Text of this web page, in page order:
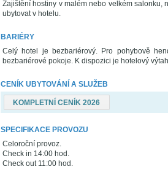
Zajištění hostiny v malém nebo velkém salonku,
ubytovat v hotelu.
BARIÉRY
Celý hotel je bezbariérový. Pro pohybově
bezbariérové pokoje. K dispozici je hotelový
CENÍK UBYTOVÁNÍ A SLUŽEB
KOMPLETNÍ CENÍK 2026
SPECIFIKACE PROVOZU
Celoroční provoz.
Check in 14:00 hod.
Check out 11:00 hod.